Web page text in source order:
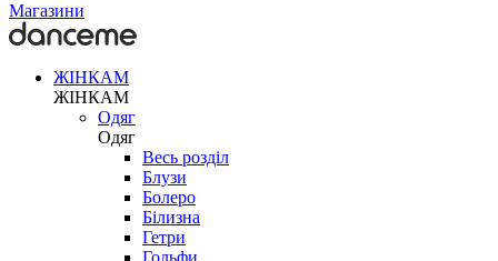
Магазини
ЖІНКАМ
ЖІНКАМ
Одяг
Одяг
Весь розділ
Блузи
Болеро
Білизна
Гетри
Гольфи